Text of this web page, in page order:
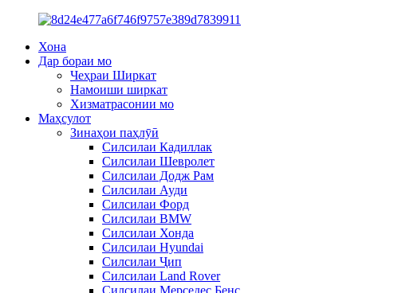
Хона
Дар бораи мо
Чеҳраи Ширкат
Намоиши ширкат
Хизматрасонии мо
Маҳсулот
Зинаҳои паҳлӯӣ
Силсилаи Кадиллак
Силсилаи Шевролет
Силсилаи Додж Рам
Силсилаи Ауди
Силсилаи Форд
Силсилаи BMW
Силсилаи Хонда
Силсилаи Hyundai
Силсилаи Ҷип
Силсилаи Land Rover
Силсилаи Мерседес Бенс